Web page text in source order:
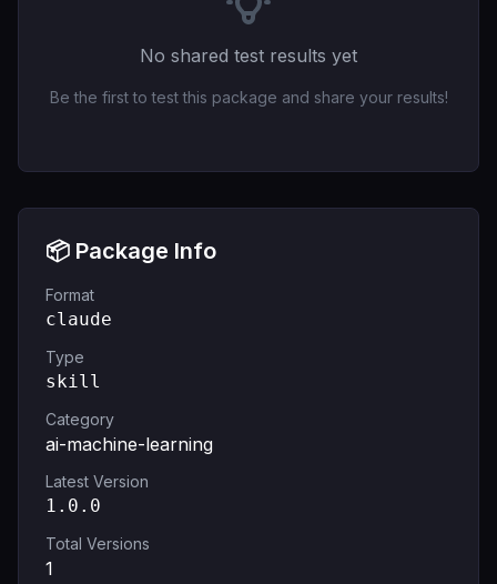
No shared test results yet
Be the first to test this package and share your results!
📦 Package Info
Format
claude
Type
skill
Category
ai-machine-learning
Latest Version
1.0.0
Total Versions
1